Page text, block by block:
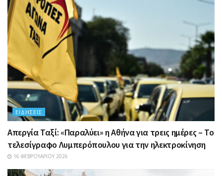
ΕΙΔΉΣΕΙΣ
Απεργία Ταξί: «Παραλύει» η Αθήνα για τρεις ημέρες – Το
τελεσίγραφο Λυμπερόπουλου για την ηλεκτροκίνηση
16 ΦΕΒΡΟΥΑΡΊΟΥ 2026